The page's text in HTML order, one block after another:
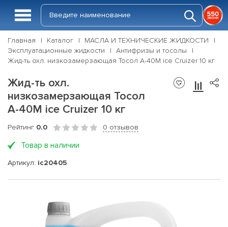
Главная Каталог
МАСЛА И ТЕХНИЧЕСКИЕ ЖИДКОСТИ
Эксплуатационные жидкости
Антифризы и тосолы
Жид-ть охл. низкозамерзающая Тосол А-40М ice Cruizer 10 кг
Жид-ть охл.
низкозамерзающая Тосол
А-40М ice Cruizer 10 кг
Рейтинг 0.0 0 отзывов
Товар в наличии
Артикул: ic20405